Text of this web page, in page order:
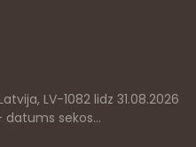
LV-1082 lidz 31.08.2026
datums sekos...